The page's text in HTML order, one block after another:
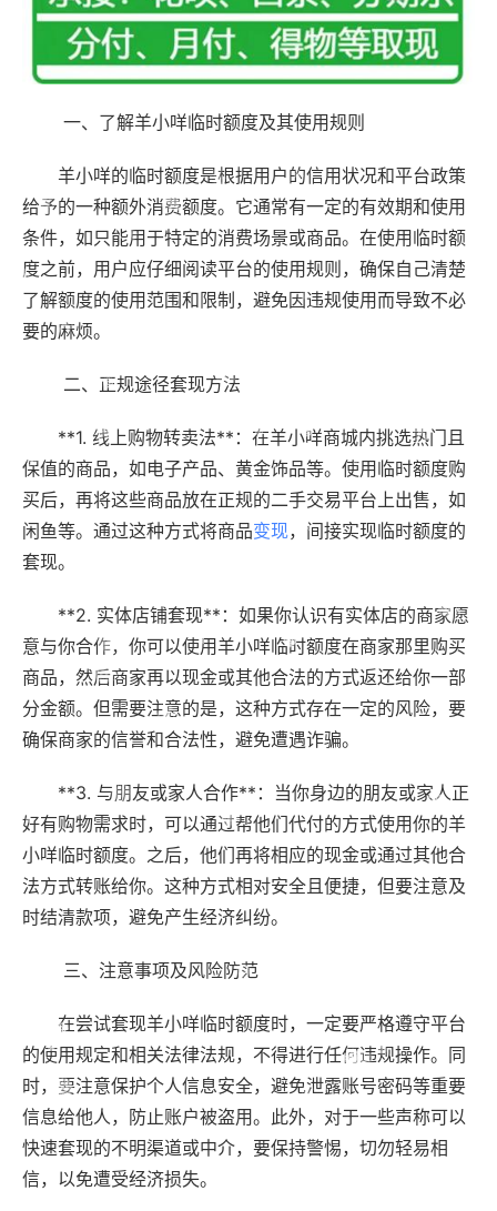
一、了解羊小咩临时额度及其使用规则
羊小咩的临时额度是根据用户的信用状况和平台政策
给予的一种额外消费额度。它通常有一定的有效期和使用
条件，如只能用于特定的消费场景或商品。在使用临时额
度之前，用户应仔细阅读平台的使用规则，确保自己清楚
了解额度的使用范围和限制，避免因违规使用而导致不必
要的麻烦。
二、正规途径套现方法
**1. 线上购物转卖法**：在羊小咩商城内挑选热门且
保值的商品，如电子产品、黄金饰品等。使用临时额度购
买后，再将这些商品放在正规的二手交易平台上出售，如
闲鱼等。通过这种方式将商品变现，间接实现临时额度的
套现。
**2. 实体店铺套现**：如果你认识有实体店的商家愿
意与你合作，你可以使用羊小咩临时额度在商家那里购买
商品，然后商家再以现金或其他合法的方式返还给你一部
分金额。但需要注意的是，这种方式存在一定的风险，要
确保商家的信誉和合法性，避免遭遇诈骗。
**3. 与朋友或家人合作**：当你身边的朋友或家人正
好有购物需求时，可以通过帮他们代付的方式使用你的羊
小咩临时额度。之后，他们再将相应的现金或通过其他合
法方式转账给你。这种方式相对安全且便捷，但要注意及
时结清款项，避免产生经济纠纷。
三、注意事项及风险防范
在尝试套现羊小咩临时额度时，一定要严格遵守平台
的使用规定和相关法律法规，不得进行任何违规操作。同
时，要注意保护个人信息安全，避免泄露账号密码等重要
信息给他人，防止账户被盗用。此外，对于一些声称可以
快速套现的不明渠道或中介，要保持警惕，切勿轻易相
信，以免遭受经济损失。